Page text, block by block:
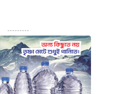
---------